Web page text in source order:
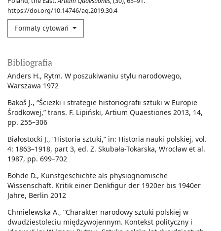
https://doi.org/10.14746/aq.2019.30.4
Formaty cytowań
Bibliografia
Anders H., Rytm. W poszukiwaniu stylu narodowego,
Warszawa 1972
Bakoš J., “Ścieżki i strategie historiografii sztuki w Europie
Środkowej,” trans. F. Lipiński, Artium Quaestiones 2013, 14,
pp. 255–306
Białostocki J., “Historia sztuki,” in: Historia nauki polskiej, vol.
4: 1863–1918, part 3, ed. Z. Skubała-Tokarska, Wrocław et al.
1987, pp. 699–702
Bohde D., Kunstgeschichte als physiognomische
Wissenschaft. Kritik einer Denkfigur der 1920er bis 1940er
Jahre, Berlin 2012
Chmielewska A., “Charakter narodowy sztuki polskiej w
dwudziestoleciu międzywojennym. Kontekst polityczny i